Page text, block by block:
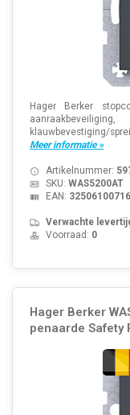
Hager Berker
Meer informatie »
Artikelnummer:
SKU: WAS5200AT
EAN:
Verwachte
Voorraad: 0
Hager Berker
penaarde Safety